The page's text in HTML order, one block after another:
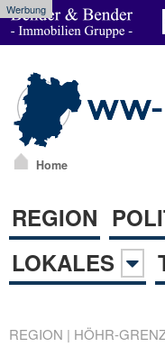
Werbung
Home
REGION
LOKALES
REGION | HÖHR-